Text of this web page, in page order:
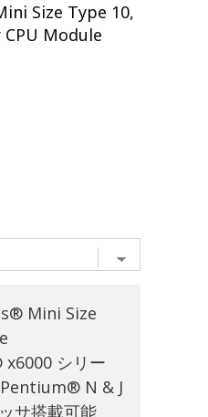
Size Type 10,
Module
Mini Size
シリー
N & J
サ搭載可能